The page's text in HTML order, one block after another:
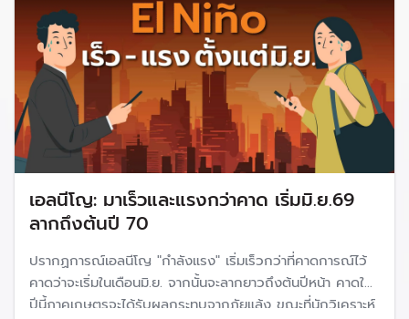
เอลนีโญ: มาเร็วและแรงกว่าคาด เริ่มมิ.ย.69
ลากถึงต้นปี 70
ปรากฏการณ์เอลนีโญ "กำลังแรง" เริ่มเร็วกว่าที่คาดการณ์ไว้
คาดว่าจะเริ่มในเดือนมิ.ย. จากนั้นจะลากยาวถึงต้นปีหน้า คาดใน
ปีนี้ภาคเกษตรจะได้รับผลกระทบจากภัยแล้ง ขณะที่นักวิเคราะห์